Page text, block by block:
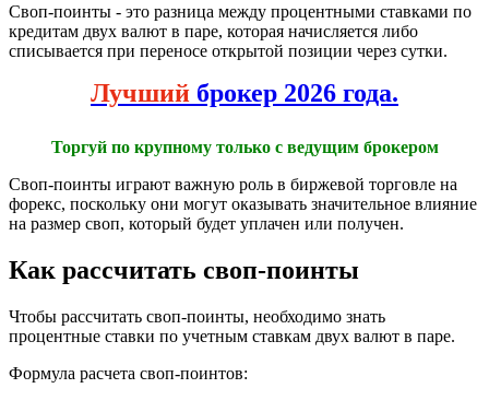
Своп-поинты - это разница между процентными ставками по
кредитам двух валют в паре, которая начисляется либо
списывается при переносе открытой позиции через сутки.
Лучший брокер 2026 года.
Торгуй по крупному только с ведущим брокером
Своп-поинты играют важную роль в биржевой торговле на
форекс, поскольку они могут оказывать значительное влияние
на размер своп, который будет уплачен или получен.
Как рассчитать своп-поинты
Чтобы рассчитать своп-поинты, необходимо знать
процентные ставки по учетным ставкам двух валют в паре.
Формула расчета своп-поинтов: